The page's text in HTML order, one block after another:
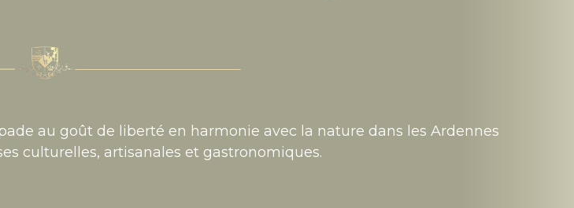
au goût de liberté en harmonie avec la nature dans les Ardennes
culturelles, artisanales et gastronomiques.